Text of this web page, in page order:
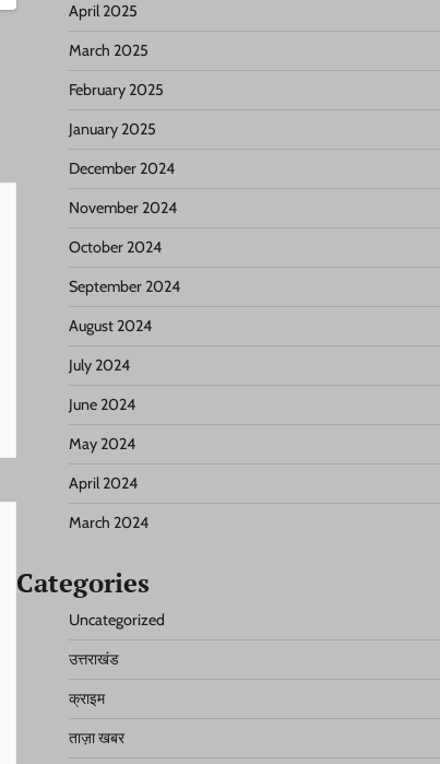
April 2025
March 2025
February 2025
January 2025
December 2024
November 2024
October 2024
September 2024
August 2024
July 2024
June 2024
May 2024
April 2024
March 2024
Categories
Uncategorized
उत्तराखंड
क्राइम
ताज़ा खबर